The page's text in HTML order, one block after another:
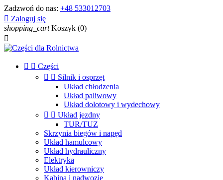
Zadzwoń do nas: +48 533012703
 Zaloguj się
shopping_cart Koszyk (0)

  Części
  Silnik i osprzęt
Układ chłodzenia
Układ paliwowy
Układ dolotowy i wydechowy
  Układ jezdny
TUR/TUZ
Skrzynia biegów i napęd
Układ hamulcowy
Układ hydrauliczny
Elektryka
Układ kierowniczy
Kabina i nadwozie